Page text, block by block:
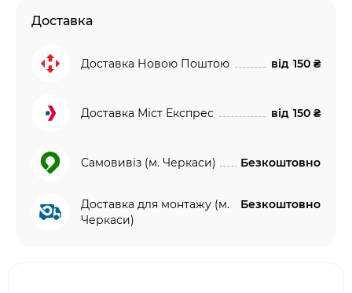
Доставка
Доставка Новою Поштою від 150 ₴
Доставка Міст Експрес від 150 ₴
Самовивіз (м. Черкаси) Безкоштовно
Доставка для монтажу (м.
Черкаси)
Безкоштовно